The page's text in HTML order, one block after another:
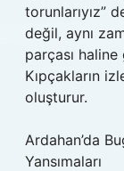
torunlarıyız”
değil, aynı
parçası
Kıpçakların
oluşturur.
Ardahan’da
Yansımaları